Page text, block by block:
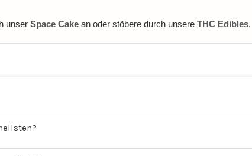
unser Space Cakean oder stöbere durch unsere THC Edibles.